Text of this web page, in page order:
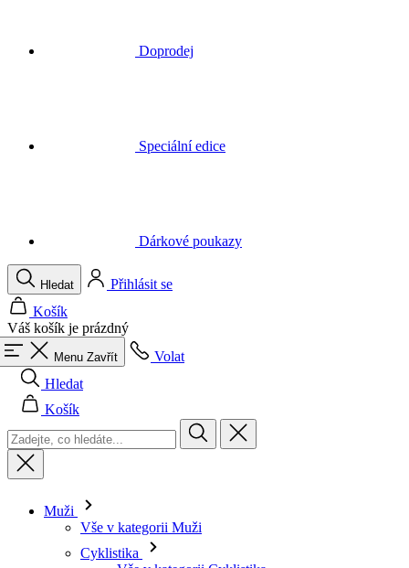
Váš košík je prázdný
Menu Zavřít
Volat
Hledat
Košík
Muži
Vše v kategorii Muži
Dresy dlouhý rukáv
Vesty
Bundy